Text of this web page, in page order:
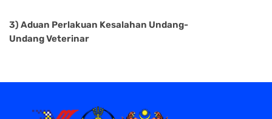
3) Aduan Perlakuan Kesalahan Undang-
Undang Veterinar